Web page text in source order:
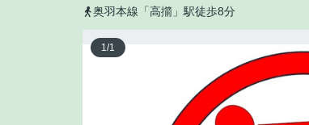
奥羽本線「高擶」駅徒歩8分
1/1